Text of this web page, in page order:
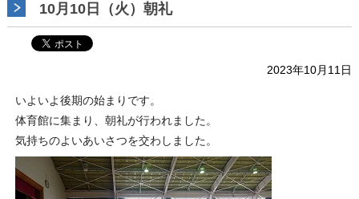
10月10日（火）朝礼
2023年10月11日
いよいよ後期の始まりです。
体育館に集まり、朝礼が行われました。
気持ちのよいあいさつを交わしました。